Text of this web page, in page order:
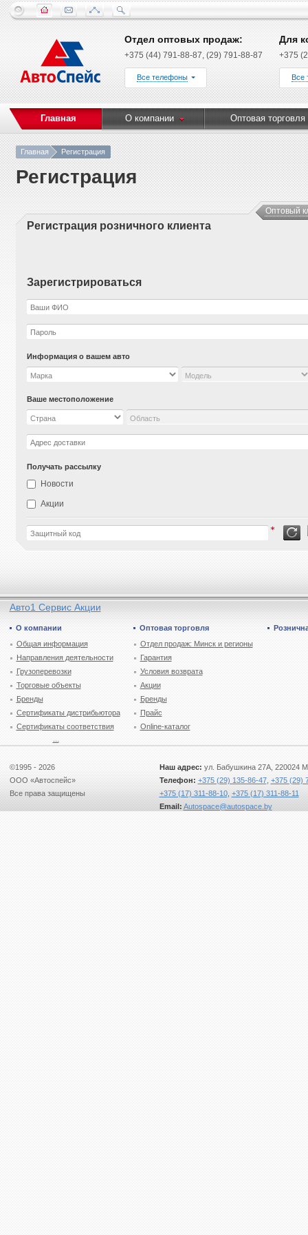
Отдел оптовых продаж:
+375 (44) 791-88-87, (29) 791-88-87
Все телефоны
Для
+375
Все
Главная О компании Оптовая торговля
Главная Регистрация
Регистрация
Оптовый
Регистрация розничного клиента
Зарегистрироваться
Информация о вашем авто
Ваше местоположение
Получать рассылку
Новости
Акции
Авто1 Сервис Акции
О компании
Общая информация
Направления деятельности
Грузоперевозки
Торговые объекты
Бренды
Сертификаты дистрибьютора
Сертификаты соответствия
Оптовая торговля
Отдел продаж: Минск и регионы
Гарантия
Условия возврата
Акции
Бренды
Прайс
Online-каталог
©1995 - 2026
ООО «Автоспейс»
Все права защищены
Наш адрес: ул. Бабушкина 27А, 220024
Телефон: +375 (29) 135-86-47, +375 (29)
+375 (17) 311-88-10, +375 (17) 311-88-11
Email: Autospace@autospace.by